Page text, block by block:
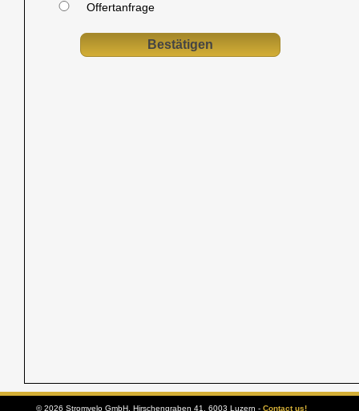
Offertanfrage
© 2026 Stromvelo GmbH, Hirschengraben 41, 6003 Luzern - Contact us!